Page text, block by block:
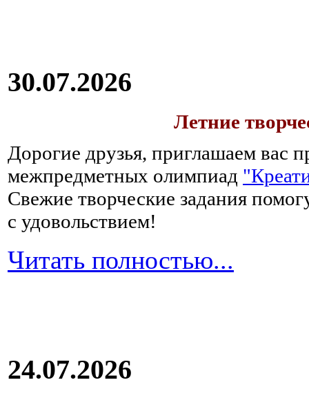
30.07.2026
Летние
Дорогие друзья, приглашаем вас
межпредметных олимпиад
Свежие творческие задания
с удовольствием!
Читать полностью...
24.07.2026